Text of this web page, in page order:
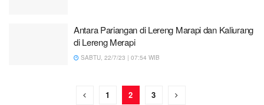
Antara Pariangan di Lereng Marapi dan Kaliurang
di Lereng Merapi
SABTU, 22/7/23 | 07:54 WIB
1 2 3